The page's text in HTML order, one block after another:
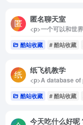
匿名聊天室
酷站收藏 # 酷站收藏
纸飞机教学
酷站收藏 # 酷站收藏
今天吃什么好呢